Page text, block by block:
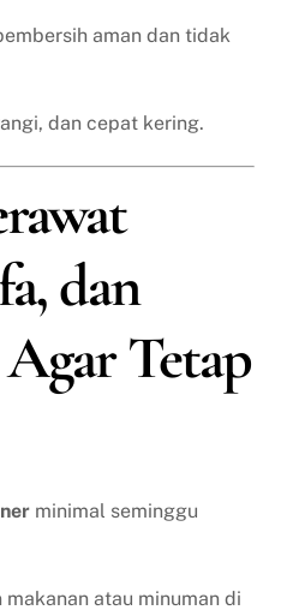
aman dan tidak
dan cepat kering.
dan
Tetap
minimal seminggu
atau minuman di